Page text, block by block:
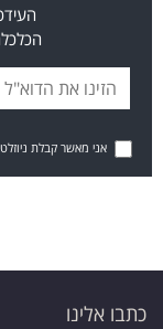
אני מאשר קבלת
כתבו אלינו